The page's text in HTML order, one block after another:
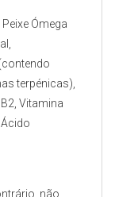
Ómega
terpénicas),
Vitamina
não